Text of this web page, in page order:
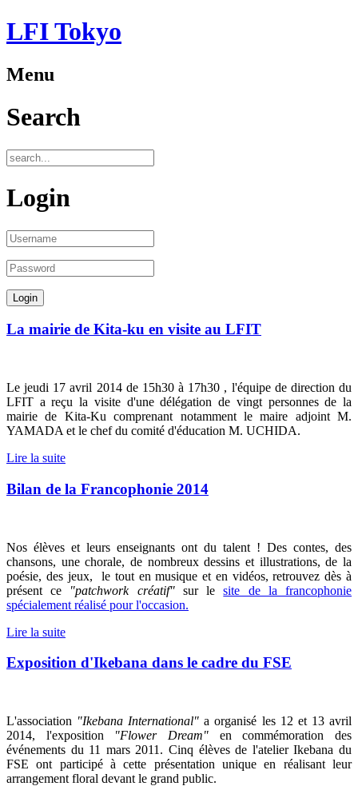
LFI Tokyo
Menu
Search
Login
La mairie de Kita-ku en visite au LFIT
Le jeudi 17 avril 2014 de 15h30 à 17h30 , l'équipe de direction du
LFIT a reçu la visite d'une délégation de vingt personnes de la
mairie de Kita-Ku comprenant notamment le maire adjoint M.
YAMADA et le chef du comité d'éducation M. UCHIDA.
Lire la suite
Bilan de la Francophonie 2014
Nos élèves et leurs enseignants ont du talent ! Des contes, des
chansons, une chorale, de nombreux dessins et illustrations, de la
poésie, des jeux, le tout en musique et en vidéos, retrouvez dès à
présent ce "patchwork créatif"sur lesite de la francophonie
spécialement réalisé pour l'occasion.
Lire la suite
Exposition d'Ikebana dans le cadre du FSE
L'association "Ikebana International" a organisé les 12 et 13 avril
2014, l'exposition "Flower Dream" en commémoration des
événements du 11 mars 2011. Cinq élèves de l'atelier Ikebana du
FSE ont participé à cette présentation unique en réalisant leur
arrangement floral devant le grand public.